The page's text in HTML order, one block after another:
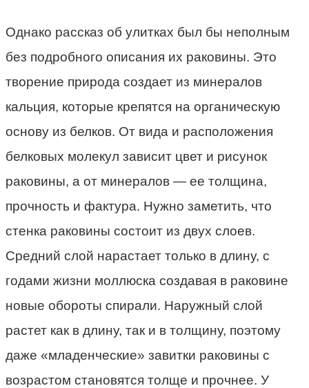
Однако рассказ об улитках был бы неполным
без подробного описания их раковины. Это
творение природа создает из минералов
кальция, которые крепятся на органическую
основу из белков. От вида и расположения
белковых молекул зависит цвет и рисунок
раковины, а от минералов — ее толщина,
прочность и фактура. Нужно заметить, что
стенка раковины состоит из двух слоев.
Средний слой нарастает только в длину, с
годами жизни моллюска создавая в раковине
новые обороты спирали. Наружный слой
растет как в длину, так и в толщину, поэтому
даже «младенческие» завитки раковины с
возрастом становятся толще и прочнее. У